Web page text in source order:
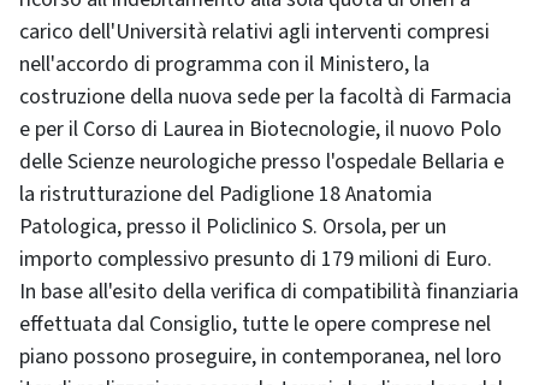
carico dell'Università relativi agli interventi compresi
nell'accordo di programma con il Ministero, la
costruzione della nuova sede per la facoltà di Farmacia
e per il Corso di Laurea in Biotecnologie, il nuovo Polo
delle Scienze neurologiche presso l'ospedale Bellaria e
la ristrutturazione del Padiglione 18 Anatomia
Patologica, presso il Policlinico S. Orsola, per un
importo complessivo presunto di 179 milioni di Euro.
In base all'esito della verifica di compatibilità finanziaria
effettuata dal Consiglio, tutte le opere comprese nel
piano possono proseguire, in contemporanea, nel loro